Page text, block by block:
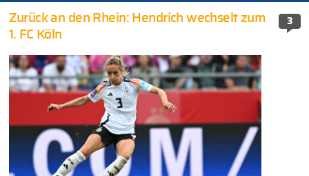
3
Zurück an den Rhein: Hendrich wechselt zum
1. FC Köln